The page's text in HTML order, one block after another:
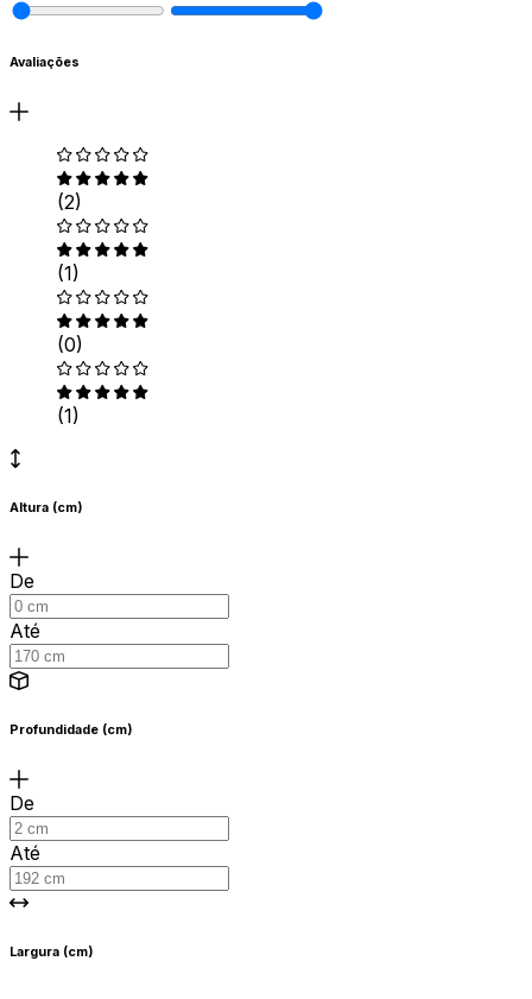
Avaliações
(2)
(1)
(0)
(1)
Altura (cm)
De
Até
Profundidade (cm)
De
Até
Largura (cm)